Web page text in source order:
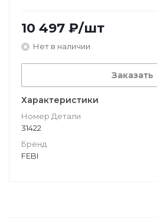
10 497 ₽/шт
Нет в наличии
Заказать
Характеристики
Номер Детали
31422
Бренд
FEBI